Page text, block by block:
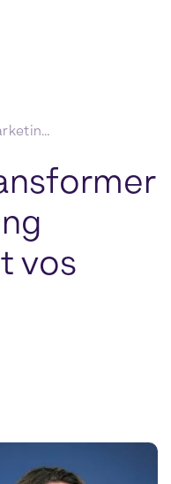
IA et CDP : transformer votre marketing automation et vos données
vos